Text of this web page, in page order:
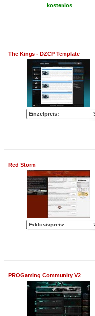
kostenlos
The Kings - DZCP Template
Einzelpreis:
Red Storm
Exklusivpreis:
PROGaming Community V2